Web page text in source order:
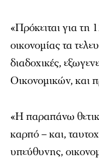
«Πρόκειται για τη
οικονομίας τα
διαδοχικές,
Οικονομικών, και
«Η παραπάνω
καρπό – και,
υπεύθυνης,